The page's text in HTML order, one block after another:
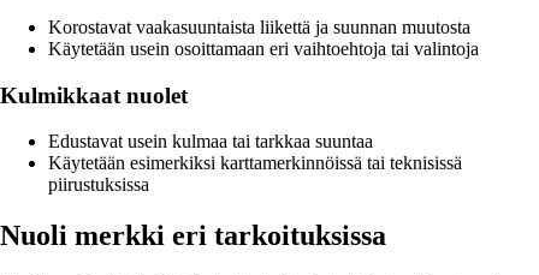
Korostavat vaakasuuntaista liikettä ja suunnan muutosta
Käytetään usein osoittamaan eri vaihtoehtoja tai valintoja
Kulmikkaat nuolet
Edustavat usein kulmaa tai tarkkaa suuntaa
Käytetään esimerkiksi karttamerkinnöissä tai teknisissä
piirustuksissa
Nuoli merkki eri tarkoituksissa